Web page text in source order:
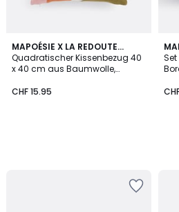
MAPOÉSIE X LA REDOUTE
INTÉRIEURS
Quadratischer Kissenbezug 40
x 40 cm aus Baumwolle,
15.95.
CHF 15.95
2